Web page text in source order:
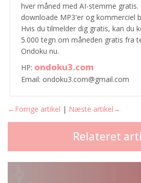
hver måned med AI-stemme
downloade MP3'er og kommerciel
Hvis du tilmelder dig gratis, kan du
5.000 tegn om måneden gratis fra
Ondoku nu.
HP: ondoku3.com
Email: ondoku3.com@gmail.com
←Forrige artikel | Næste artikel→
Relateret